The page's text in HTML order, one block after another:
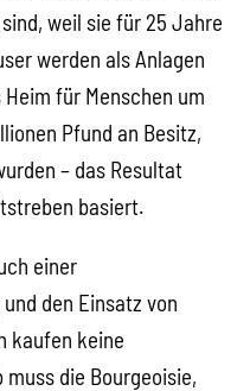
weil sie für 25 Jahre
werden als Anlagen
für Menschen um
Pfund an Besitz,
– das Resultat
basiert.
einer
den Einsatz von
kaufen keine
die Bourgeoisie,